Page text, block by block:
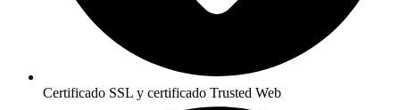
Certificado SSL y certificado Trusted Web